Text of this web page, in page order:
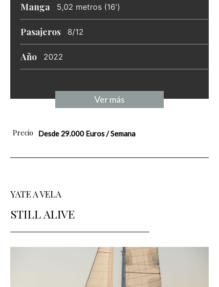
Manga 5,02 metros (16')
Pasajeros 8/12
Año 2022
Ver más
Precio Desde 29.000 Euros / Semana
YATE A VELA
STILL ALIVE